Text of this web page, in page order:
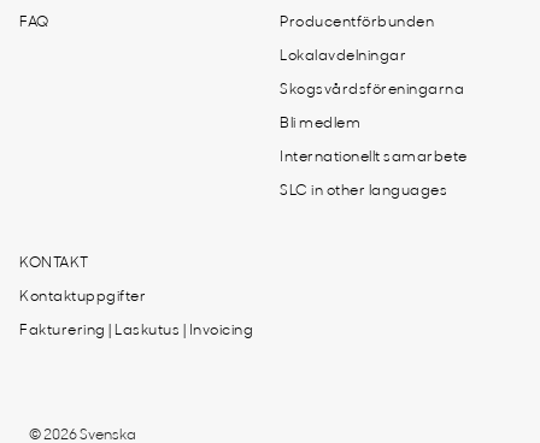
FAQ Producentförbunden
Lokalavdelningar
Skogsvårdsföreningarna
Bli medlem
Internationellt samarbete
SLC in other languages
KONTAKT
Kontaktuppgifter
Fakturering | Laskutus | Invoicing
© 2026 Svenska